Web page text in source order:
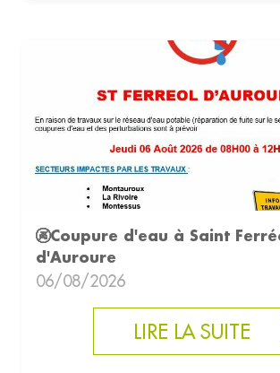
🚱Coupure d'eau à Saint
d'Auroure
06/08/2026
LIRE LA SUITE